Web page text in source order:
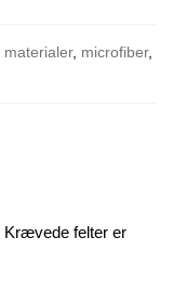
materialer, microfiber,
Krævede felter er